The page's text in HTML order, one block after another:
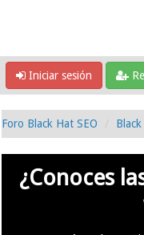
Iniciar sesión
Foro Black Hat SEO
¿Conoces